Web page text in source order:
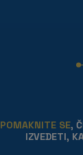
POMAKNITE SE,
IZVEDETI,